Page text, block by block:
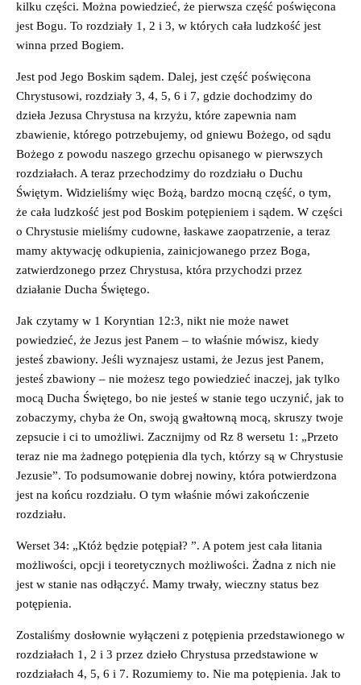
kilku części. Można powiedzieć, że pierwsza część poświęcona
jest Bogu. To rozdziały 1, 2 i 3, w których cała ludzkość jest
winna przed Bogiem.
Jest pod Jego Boskim sądem. Dalej, jest część poświęcona
Chrystusowi, rozdziały 3, 4, 5, 6 i 7, gdzie dochodzimy do
dzieła Jezusa Chrystusa na krzyżu, które zapewnia nam
zbawienie, którego potrzebujemy, od gniewu Bożego, od sądu
Bożego z powodu naszego grzechu opisanego w pierwszych
rozdziałach. A teraz przechodzimy do rozdziału o Duchu
Świętym. Widzieliśmy więc Bożą, bardzo mocną część, o tym,
że cała ludzkość jest pod Boskim potępieniem i sądem. W części
o Chrystusie mieliśmy cudowne, łaskawe zaopatrzenie, a teraz
mamy aktywację odkupienia, zainicjowanego przez Boga,
zatwierdzonego przez Chrystusa, która przychodzi przez
działanie Ducha Świętego.
Jak czytamy w 1 Koryntian 12:3, nikt nie może nawet
powiedzieć, że Jezus jest Panem – to właśnie mówisz, kiedy
jesteś zbawiony. Jeśli wyznajesz ustami, że Jezus jest Panem,
jesteś zbawiony – nie możesz tego powiedzieć inaczej, jak tylko
mocą Ducha Świętego, bo nie jesteś w stanie tego uczynić, jak to
zobaczymy, chyba że On, swoją gwałtowną mocą, skruszy twoje
zepsucie i ci to umożliwi. Zacznijmy od Rz 8 wersetu 1: „Przeto
teraz nie ma żadnego potępienia dla tych, którzy są w Chrystusie
Jezusie”. To podsumowanie dobrej nowiny, która potwierdzona
jest na końcu rozdziału. O tym właśnie mówi zakończenie
rozdziału.
Werset 34: „Któż będzie potępiał? ”. A potem jest cała litania
możliwości, opcji i teoretycznych możliwości. Żadna z nich nie
jest w stanie nas odłączyć. Mamy trwały, wieczny status bez
potępienia.
Zostaliśmy dosłownie wyłączeni z potępienia przedstawionego w
rozdziałach 1, 2 i 3 przez dzieło Chrystusa przedstawione w
rozdziałach 4, 5, 6 i 7. Rozumiemy to. Nie ma potępienia. Jak to